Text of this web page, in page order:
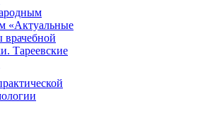
«Актуальные
врачебной
Тареевские